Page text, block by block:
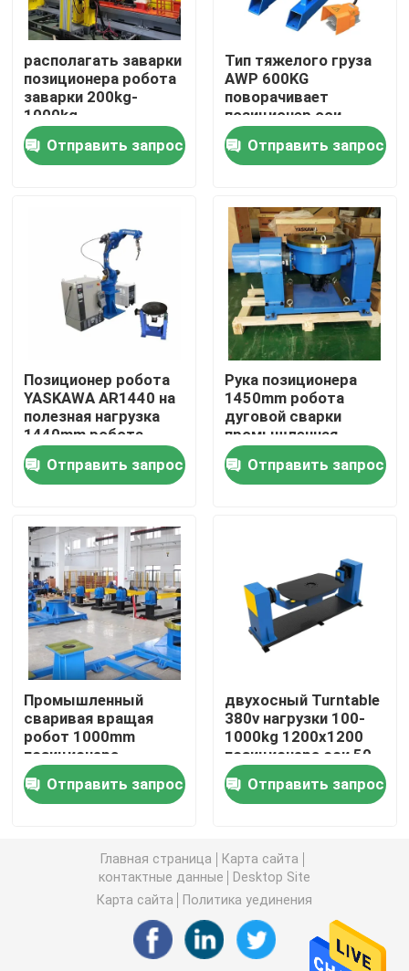
Дом
Продукты
Видео
Путешествие фабрики
Проверка качества
Свяжитесь мы
Новости
Спросите цитату
Рука робота Yaskawa
зрение робота 3D
Робототехнические рабочие места
Аксессуары робота
Части робота
Позиционер робота
располагать заварки
позиционера робота
заварки 200kg-
1000kg
изготовленный на
заказОтправить запрос
Тип тяжелого груза
AWP 600KG
поворачивает
позиционер оси
оборачиваемости
двойной
Отправить запрос
Позиционер робота
YASKAWA AR1440 на
полезная нагрузка
1440mm робота
дуговой сварки 12KG
Отправить запрос
Рука позиционера
1450mm робота
дуговой сварки
промышленная
робототехническая
со сварочным
огонем
Отправить запрос
Промышленный
сваривая вращая
робот 1000mm
позиционера
Отправить запрос
двухосный Turntable
380v нагрузки 100-
1000kg 1200x1200
позиционера оси 50-
60hz
Отправить запрос
Главная страница
Карта сайта
контактные данные
Desktop Site
Карта сайта
Политика уединения